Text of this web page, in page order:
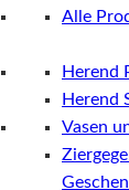
Alle
Herend
Herend
Vasen